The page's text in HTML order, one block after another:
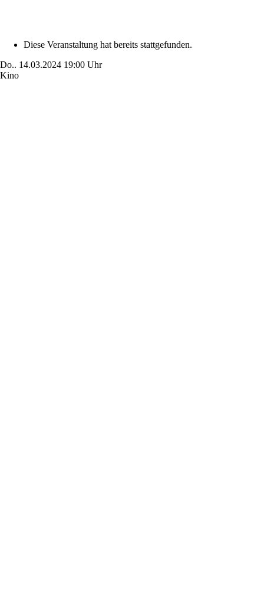
Diese Veranstaltung hat bereits stattgefunden.
Do.. 14.03.2024 19:00 Uhr
Kino